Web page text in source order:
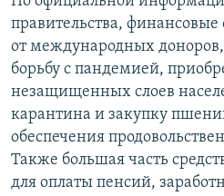
правительства, финансовые
от международных
борьбу с пандемией,
незащищенных слоев
карантина и закупку
обеспечения
Также большая часть
для оплаты пенсий,